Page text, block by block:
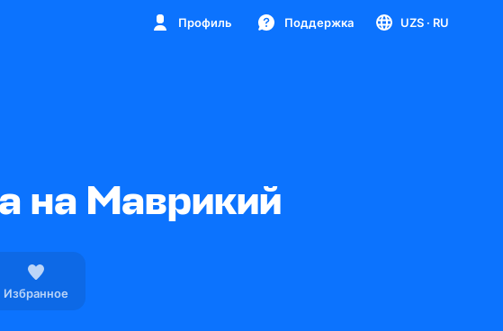
Профиль Поддержка UZS · RU
на Маврикий
Избранное